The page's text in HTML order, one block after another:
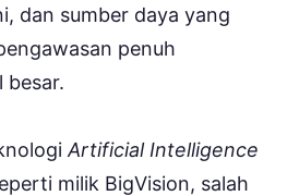
dan sumber daya yang
penuh
besar.
Artificial Intelligence
milik BigVision, salah